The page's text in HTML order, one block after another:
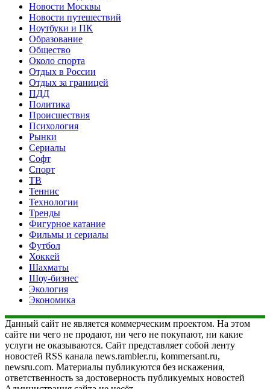
Новости Москвы
Новости путешествий
Ноутбуки и ПК
Образование
Общество
Около спорта
Отдых в России
Отдых за границей
ПДД
Политика
Происшествия
Психология
Рынки
Сериалы
Софт
Спорт
ТВ
Теннис
Технологии
Тренды
Фигурное катание
Фильмы и сериалы
Футбол
Хоккей
Шахматы
Шоу-бизнес
Экология
Экономика
Данный сайт не является коммерческим проектом. На этом
сайте ни чего не продают, ни чего не покупают, ни какие
услуги не оказываются. Сайт представляет собой ленту
новостей RSS канала news.rambler.ru, kommersant.ru,
newsru.com. Материалы публикуются без искажения,
ответственность за достоверность публикуемых новостей